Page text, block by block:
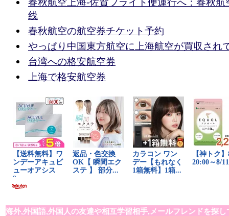
春秋航空上海-佐賀フライト便運行へ：春秋
线
春秋航空の航空券チケット予約
やっぱり中国東方航空に上海航空が買収され
台湾への格安航空券
上海で格安航空券
海外,外国語,外国人の友達や相互学習相手,メールフレンドを探し